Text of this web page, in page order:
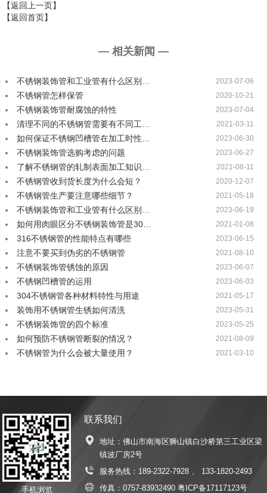
【返回上一页】
【返回首页】
— 相关新闻 —
不锈钢装饰管和工业管有什么区别… 2023-07-06
不锈钢管怎样保管 2020-10-21
不锈钢装饰管耐腐蚀的特性 2023-07-04
清理不同的不锈钢管需要有不同工… 2021-03-11
如何保证不锈钢凹槽管在加工时性… 2023-06-30
不锈钢装饰管选购考虑的问题 2023-06-27
了解不锈钢管的轧制表面加工知识… 2021-08-11
不锈钢管收到货长度为什么会短？ 2020-12-07
不锈钢管生产要注意哪些细节？ 2021-05-18
不锈钢装饰管和工业管有什么区别… 2023-06-19
如何用肉眼区分不锈钢装饰管是30… 2021-01-08
316不锈钢管的性能特点有哪些 2023-06-15
注意不要买到伪劣的不锈钢管 2021-08-10
不锈钢装饰管锈蚀的原因 2023-06-07
不锈钢凹槽管的运用 2023-06-03
304不锈钢管各种材料特性与用途 2021-05-17
装饰用不锈钢管生锈如何清洗 2023-05-31
不锈钢装饰管的四个标准 2023-05-25
如何预防不锈钢管断裂的情况？ 2021-08-09
不锈钢管为什么会被大量使用？ 2021-03-10
手机浏览
联系我们
地址：佛山市南海区狮山镇白沙桥第三工业区梁
镇波厂房2号
服务热线： 189-2322-7928、 133-1820-2493
传真：0757-83932490 粤ICP备17117123号